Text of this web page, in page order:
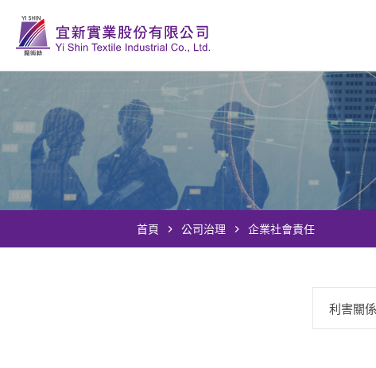
首頁 公司治理 企業社會責任
利害關